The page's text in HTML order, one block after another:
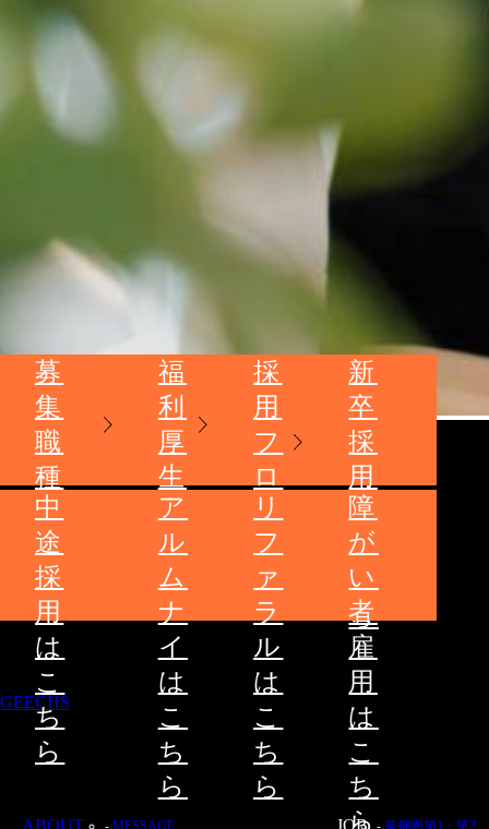
募
集
職
種
福
利
厚
生
採
用
フ
ロ
ー
新
卒
採
用
は
こ
ち
ら
中
途
採
用
は
こ
ち
ら
ア
ル
ム
ナ
イ
は
こ
ち
ら
リ
フ
ァ
ラ
ル
は
こ
ち
ら
障
が
い
者
雇
用
は
こ
ち
ら
GEECHS